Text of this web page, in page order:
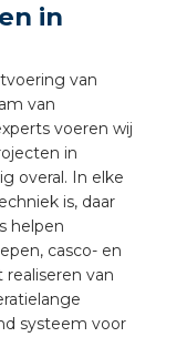
in
van
van
voeren wij
in
overal. In elke
is, daar
helpen
casco- en
van
systeem voor